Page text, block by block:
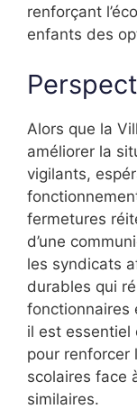
renforçant
enfants des
Alors que la
améliorer la
vigilants,
fermetures
d’une
les syndicats
durables qui
fonctionnaires
il est essentiel
pour renforcer
scolaires face
similaires.